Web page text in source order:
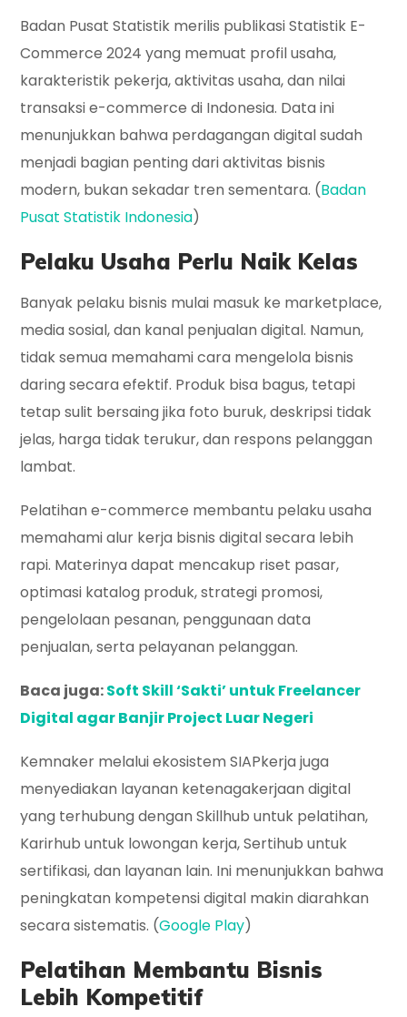
Badan Pusat Statistik merilis publikasi Statistik E-
Commerce 2024 yang memuat profil usaha,
karakteristik pekerja, aktivitas usaha, dan nilai
transaksi e-commerce di Indonesia. Data ini
menunjukkan bahwa perdagangan digital sudah
menjadi bagian penting dari aktivitas bisnis
modern, bukan sekadar tren sementara. (Badan
Pusat Statistik Indonesia)
Pelaku Usaha Perlu Naik Kelas
Banyak pelaku bisnis mulai masuk ke marketplace,
media sosial, dan kanal penjualan digital. Namun,
tidak semua memahami cara mengelola bisnis
daring secara efektif. Produk bisa bagus, tetapi
tetap sulit bersaing jika foto buruk, deskripsi tidak
jelas, harga tidak terukur, dan respons pelanggan
lambat.
Pelatihan e-commerce membantu pelaku usaha
memahami alur kerja bisnis digital secara lebih
rapi. Materinya dapat mencakup riset pasar,
optimasi katalog produk, strategi promosi,
pengelolaan pesanan, penggunaan data
penjualan, serta pelayanan pelanggan.
Baca juga:Soft Skill ‘Sakti’ untuk Freelancer
Digital agar Banjir Project Luar Negeri
Kemnaker melalui ekosistem SIAPkerja juga
menyediakan layanan ketenagakerjaan digital
yang terhubung dengan Skillhub untuk pelatihan,
Karirhub untuk lowongan kerja, Sertihub untuk
sertifikasi, dan layanan lain. Ini menunjukkan bahwa
peningkatan kompetensi digital makin diarahkan
secara sistematis. (Google Play)
Pelatihan Membantu Bisnis
Lebih Kompetitif